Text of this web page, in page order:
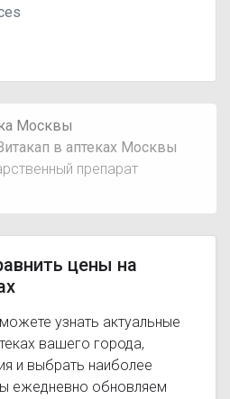
Москвы
в аптеках Москвы
препарат
цены на
узнать актуальные
вашего города,
и выбрать наиболее
ежедневно обновляем